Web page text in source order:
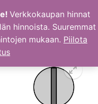
Verkkokaupan hinnat
hinnoista. Suuremmat
mukaan. Piilota